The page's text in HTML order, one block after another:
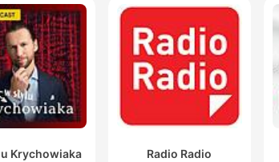
Krychowiaka Radio Radio